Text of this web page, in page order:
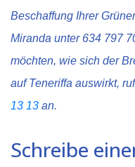
Beschaffung Ihrer
Miranda unter 634 797
möchten, wie sich der
auf Teneriffa auswirkt,
13 13 an.
Schreibe